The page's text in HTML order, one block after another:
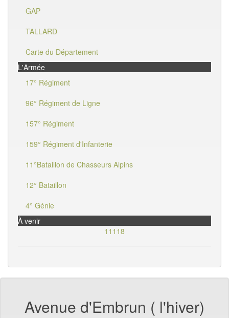
GAP
TALLARD
Carte du Département
L'Armée
17° Régiment
96° Régiment de Ligne
157° Régiment
159° Régiment d'Infanterie
11°Bataillon de Chasseurs Alpins
12° Bataillon
4° Génie
À venir
11118
Avenue d'Embrun ( l'hiver)